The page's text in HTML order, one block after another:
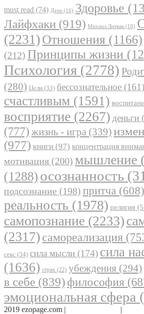
must read (74) Дети (16) Здоровье
Лайфхаки (919) Михаил Литвак (18)
(2231) Отношения (1166)
(212) Принципы жизни
Психология (2778)
(280) Цели (33) бессознательное (161)
счастливым (1591)
восприятие (2267) деньги
(777) жизнь - игра (339)
(977) книги (97) концентрация
мотивация (200) мышление
(1288) осознанность
подсознание (198) притча (608)
реальность (1978) религия
самопознание (2233)
(2317) самореализация
секс (34) сила мысли (174) сила
(1636) страх (22) убеждения (294)
в себе (839) философия
эмоциональная сфера
2019 ezopage.com | |